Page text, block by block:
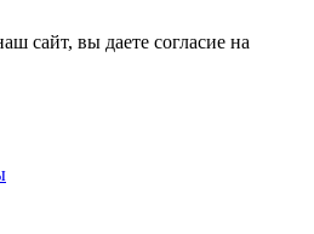
сайт, вы даете согласие на